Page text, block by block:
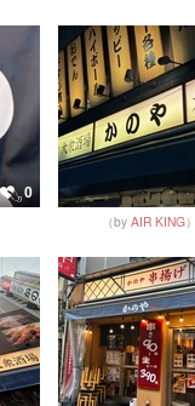
0
（by AIR KING）